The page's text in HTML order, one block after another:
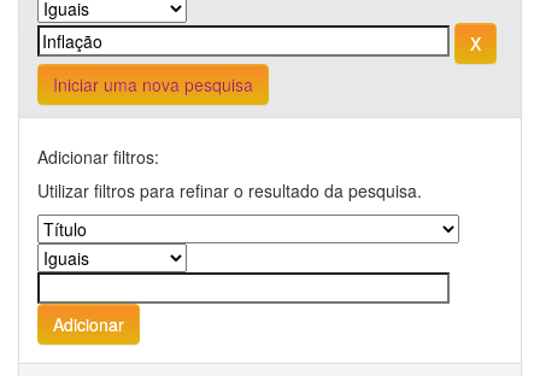
Iniciar uma nova pesquisa
Adicionar filtros:
Utilizar filtros para refinar o resultado da pesquisa.